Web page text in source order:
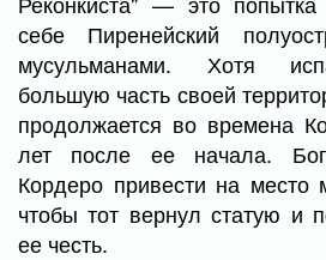
себе Пиренейский
мусульманами. Хотя
большую часть своей
продолжается во времена
лет после ее начала.
Кордеро привести на место
чтобы тот вернул статую и
ее честь.